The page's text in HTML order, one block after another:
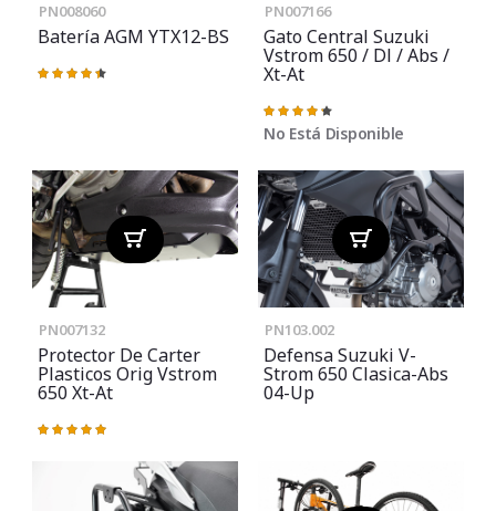
PN008060
Batería AGM YTX12-BS
Valoración:
PN007166
Gato Central Suzuki
Vstrom 650 / Dl / Abs /
Xt-At
Valoración:
87%
No Está Disponible
PN007132
Protector De Carter
Plasticos Orig Vstrom
650 Xt-At
Valoración:
PN103.002
Defensa Suzuki V-
Strom 650 Clasica-Abs
04-Up